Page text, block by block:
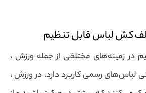
کش لباس قابل تنظیم
در زمینه‌های مختلفی از جمله ورزش ،
لباس‌های رسمی کاربرد دارد. در ورزش ،